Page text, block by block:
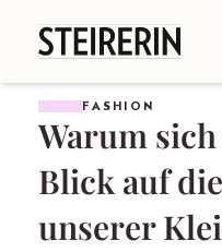
FASHION
Warum
Blick auf
unserer